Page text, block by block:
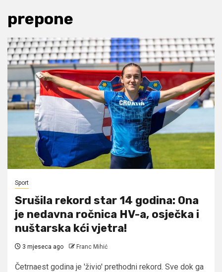
prepone
Sport
Srušila rekord star 14 godina: Ona
je nedavna ročnica HV-a, osječka i
nuštarska kći vjetra!
3 mjeseca ago Franc Mihić
Četrnaest godina je 'živio' prethodni rekord. Sve dok ga